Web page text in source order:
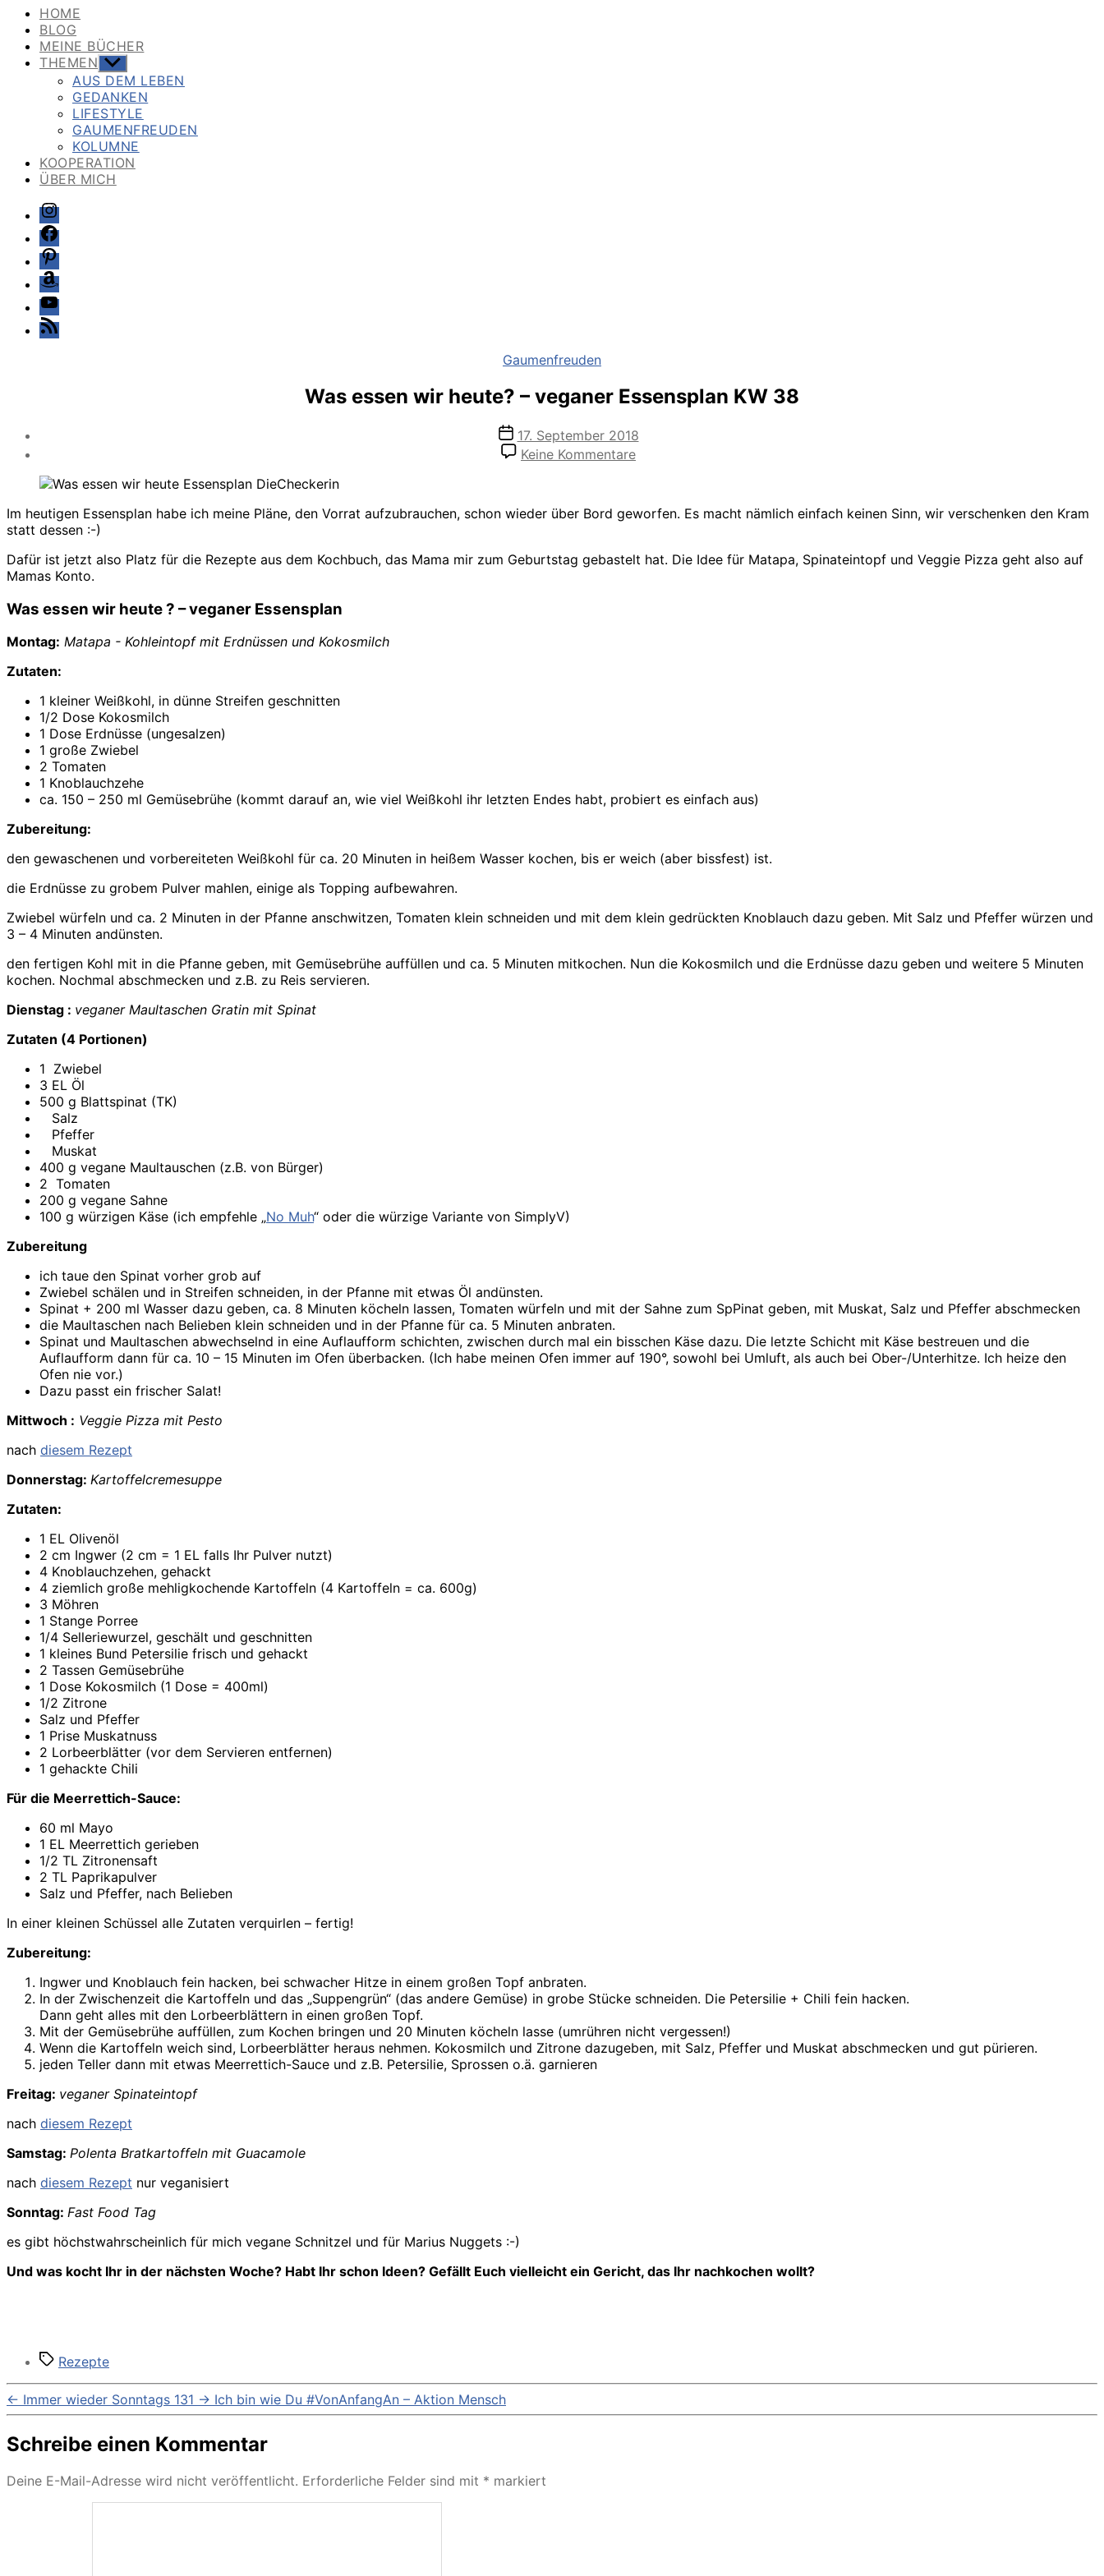
HOME
BLOG
MEINE BÜCHER
THEMEN Untermenü
anzeigen
AUS DEM LEBEN
GEDANKEN
LIFESTYLE
GAUMENFREUDEN
KOLUMNE
KOOPERATION
ÜBER MICH
Instagram
Facebook
Pinterest
Amazon
Youtube
Feed
Kategorien
Gaumenfreuden
Was essen wir heute? – veganer Essensplan KW 38
Veröffentlichungsdatum
17. September 2018
Keine Kommentarezu
heute?
Essensplan
Im heutigen Essensplan habe ich meine Pläne, den Vorrat aufzubrauchen, schon wieder über Bord geworfen. Es macht nämlich einfach keinen Sinn, wir verschenken den Kram
statt dessen :-)
Dafür ist jetzt also Platz für die Rezepte aus dem Kochbuch, das Mama mir zum Geburtstag gebastelt hat. Die Idee für Matapa, Spinateintopf und Veggie Pizza geht also auf
Mamas Konto.
Was essen wir heute ? – veganer Essensplan
Montag: Matapa - Kohleintopf mit Erdnüssen und Kokosmilch
Zutaten:
1 kleiner Weißkohl, in dünne Streifen geschnitten
1/2 Dose Kokosmilch
1 Dose Erdnüsse (ungesalzen)
1 große Zwiebel
2 Tomaten
1 Knoblauchzehe
ca. 150 – 250 ml Gemüsebrühe (kommt darauf an, wie viel Weißkohl ihr letzten Endes habt, probiert es einfach aus)
Zubereitung:
den gewaschenen und vorbereiteten Weißkohl für ca. 20 Minuten in heißem Wasser kochen, bis er weich (aber bissfest) ist.
die Erdnüsse zu grobem Pulver mahlen, einige als Topping aufbewahren.
Zwiebel würfeln und ca. 2 Minuten in der Pfanne anschwitzen, Tomaten klein schneiden und mit dem klein gedrückten Knoblauch dazu geben. Mit Salz und Pfeffer würzen und
3 – 4 Minuten andünsten.
den fertigen Kohl mit in die Pfanne geben, mit Gemüsebrühe auffüllen und ca. 5 Minuten mitkochen. Nun die Kokosmilch und die Erdnüsse dazu geben und weitere 5 Minuten
kochen. Nochmal abschmecken und z.B. zu Reis servieren.
Dienstag : veganer Maultaschen Gratin mit Spinat
Zutaten (4 Portionen)
1 Zwiebel
3 EL Öl
500 g Blattspinat (TK)
Salz
Pfeffer
Muskat
400 g vegane Maultauschen (z.B. von Bürger)
2 Tomaten
200 g vegane Sahne
100 g würzigen Käse (ich empfehle „No Muh“ oder die würzige Variante von SimplyV)
Zubereitung
ich taue den Spinat vorher grob auf
Zwiebel schälen und in Streifen schneiden, in der Pfanne mit etwas Öl andünsten.
Spinat + 200 ml Wasser dazu geben, ca. 8 Minuten köcheln lassen, Tomaten würfeln und mit der Sahne zum SpPinat geben, mit Muskat, Salz und Pfeffer abschmecken
die Maultaschen nach Belieben klein schneiden und in der Pfanne für ca. 5 Minuten anbraten.
Spinat und Maultaschen abwechselnd in eine Auflaufform schichten, zwischen durch mal ein bisschen Käse dazu. Die letzte Schicht mit Käse bestreuen und die
Auflaufform dann für ca. 10 – 15 Minuten im Ofen überbacken. (Ich habe meinen Ofen immer auf 190°, sowohl bei Umluft, als auch bei Ober-/Unterhitze. Ich heize den
Ofen nie vor.)
Dazu passt ein frischer Salat!
Mittwoch : Veggie Pizza mit Pesto
nach diesem Rezept
Donnerstag: Kartoffelcremesuppe
Zutaten:
1 EL Olivenöl
2 cm Ingwer (2 cm = 1 EL falls Ihr Pulver nutzt)
4 Knoblauchzehen, gehackt
4 ziemlich große mehligkochende Kartoffeln (4 Kartoffeln = ca. 600g)
3 Möhren
1 Stange Porree
1/4 Selleriewurzel, geschält und geschnitten
1 kleines Bund Petersilie frisch und gehackt
2 Tassen Gemüsebrühe
1 Dose Kokosmilch (1 Dose = 400ml)
1/2 Zitrone
Salz und Pfeffer
1 Prise Muskatnuss
2 Lorbeerblätter (vor dem Servieren entfernen)
1 gehackte Chili
Für die Meerrettich-Sauce:
60 ml Mayo
1 EL Meerrettich gerieben
1/2 TL Zitronensaft
2 TL Paprikapulver
Salz und Pfeffer, nach Belieben
In einer kleinen Schüssel alle Zutaten verquirlen – fertig!
Zubereitung:
Ingwer und Knoblauch fein hacken, bei schwacher Hitze in einem großen Topf anbraten.
In der Zwischenzeit die Kartoffeln und das „Suppengrün“ (das andere Gemüse) in grobe Stücke schneiden. Die Petersilie + Chili fein hacken.
Dann geht alles mit den Lorbeerblättern in einen großen Topf.
Mit der Gemüsebrühe auffüllen, zum Kochen bringen und 20 Minuten köcheln lasse (umrühren nicht vergessen!)
Wenn die Kartoffeln weich sind, Lorbeerblätter heraus nehmen. Kokosmilch und Zitrone dazugeben, mit Salz, Pfeffer und Muskat abschmecken und gut pürieren.
jeden Teller dann mit etwas Meerrettich-Sauce und z.B. Petersilie, Sprossen o.ä. garnieren
Freitag: veganer Spinateintopf
nach diesem Rezept
Samstag: Polenta Bratkartoffeln mit Guacamole
nach diesem Rezept nur veganisiert
Sonntag: Fast Food Tag
es gibt höchstwahrscheinlich für mich vegane Schnitzel und für Marius Nuggets :-)
Und was kocht Ihr in der nächsten Woche? Habt Ihr schon Ideen? Gefällt Euch vielleicht ein Gericht, das Ihr nachkochen wollt?
Schlagwörter
Rezepte
← Immer wieder Sonntags 131 → Ich bin wie Du #VonAnfangAn – Aktion Mensch
Schreibe einen Kommentar
Deine E-Mail-Adresse wird nicht veröffentlicht. Erforderliche Felder sind mit * markiert